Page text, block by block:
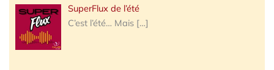
SuperFlux de l’été
C’est l’été… Mais […]